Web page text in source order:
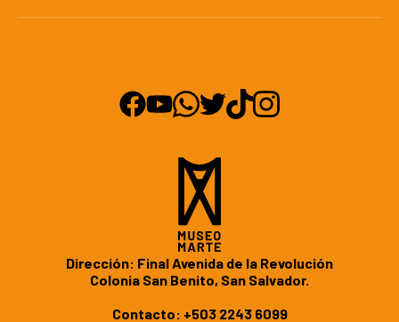
Dirección: Final Avenida de la Revolución
Colonia San Benito, San Salvador.
Contacto: +503 2243 6099